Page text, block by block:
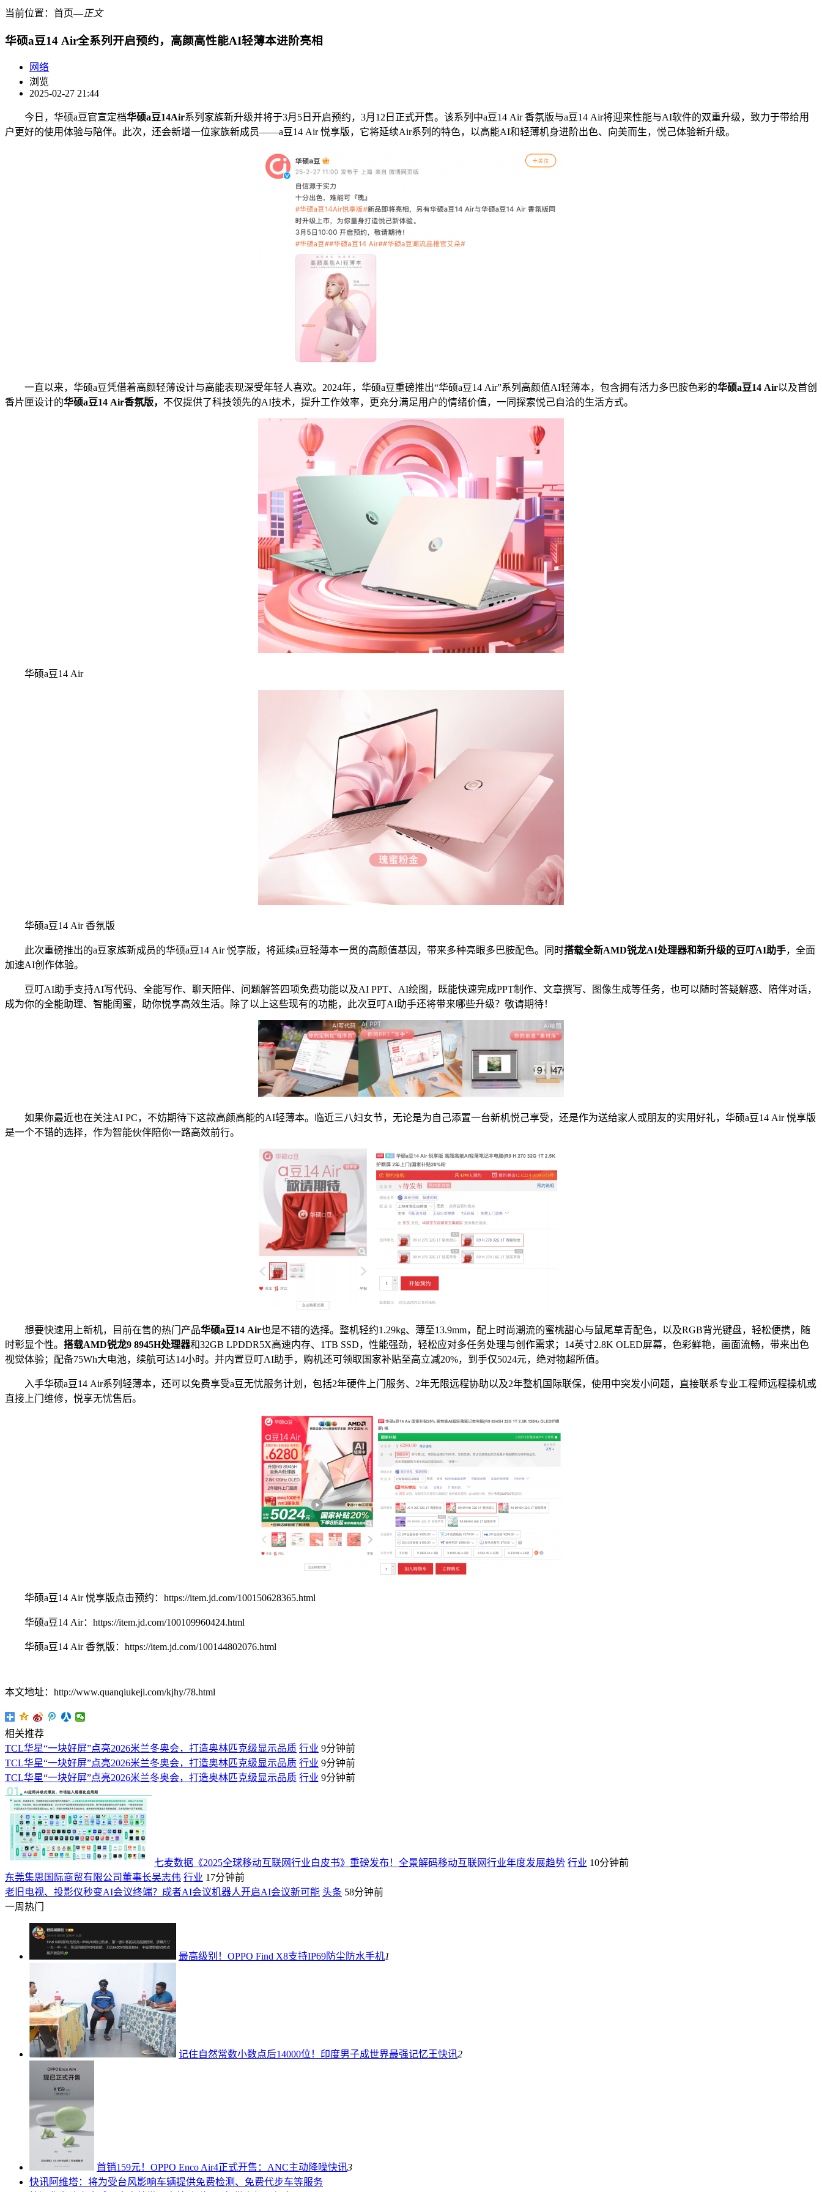
当前位置： 首页―正文
华硕a豆14 Air全系列开启预约，高颜高性能AI轻薄本进阶亮相
网络
浏览
2025-02-27 21:44
今日，华硕a豆官宣定档华硕a豆14Air系列家族新升级并将于3月5日开启预约，3月12日正式开售。该系列中a豆14 Air 香氛版与a豆14 Air将迎来性能与AI软件的双重升级，致力于带给用
户更好的使用体验与陪伴。此次，还会新增一位家族新成员——a豆14 Air 悦享版，它将延续Air系列的特色，以高能AI和轻薄机身进阶出色、向美而生，悦己体验新升级。
一直以来，华硕a豆凭借着高颜轻薄设计与高能表现深受年轻人喜欢。2024年，华硕a豆重磅推出“华硕a豆14 Air”系列高颜值AI轻薄本，包含拥有活力多巴胺色彩的华硕a豆14 Air以及首创
香片匣设计的华硕a豆14 Air香氛版， 不仅提供了科技领先的AI技术，提升工作效率，更充分满足用户的情绪价值，一同探索悦己自洽的生活方式。
华硕a豆14 Air
华硕a豆14 Air 香氛版
此次重磅推出的a豆家族新成员的华硕a豆14 Air 悦享版，将延续a豆轻薄本一贯的高颜值基因，带来多种亮眼多巴胺配色。同时搭载全新AMD锐龙AI处理器和新升级的豆叮AI助手，全面
加速AI创作体验。
豆叮AI助手支持AI写代码、全能写作、聊天陪伴、问题解答四项免费功能以及AI PPT、AI绘图，既能快速完成PPT制作、文章撰写、图像生成等任务，也可以随时答疑解惑、陪伴对话，
成为你的全能助理、智能闺蜜，助你悦享高效生活。除了以上这些现有的功能，此次豆叮AI助手还将带来哪些升级？敬请期待！
如果你最近也在关注AI PC，不妨期待下这款高颜高能的AI轻薄本。临近三八妇女节，无论是为自己添置一台新机悦己享受，还是作为送给家人或朋友的实用好礼，华硕a豆14 Air 悦享版
是一个不错的选择，作为智能伙伴陪你一路高效前行。
想要快速用上新机，目前在售的热门产品华硕a豆14 Air也是不错的选择。整机轻约1.29kg、薄至13.9mm，配上时尚潮流的蜜桃甜心与鼠尾草青配色，以及RGB背光键盘，轻松便携，随
时彰显个性。 搭载AMD锐龙9 8945H处理器和32GB LPDDR5X高速内存、1TB SSD，性能强劲，轻松应对多任务处理与创作需求；14英寸2.8K OLED屏幕，色彩鲜艳，画面流畅，带来出色
视觉体验；配备75Wh大电池，续航可达14小时。并内置豆叮AI助手，购机还可领取国家补贴至高立减20%，到手仅5024元，绝对物超所值。
入手华硕a豆14 Air系列轻薄本，还可以免费享受a豆无忧服务计划，包括2年硬件上门服务、2年无限远程协助以及2年整机国际联保，使用中突发小问题，直接联系专业工程师远程操机或
直接上门维修，悦享无忧售后。
华硕a豆14 Air 悦享版点击预约：https://item.jd.com/100150628365.html
华硕a豆14 Air：https://item.jd.com/100109960424.html
华硕a豆14 Air 香氛版：https://item.jd.com/100144802076.html
本文地址：http://www.quanqiukeji.com/kjhy/78.html
相关推荐
TCL华星“一块好屏”点亮2026米兰冬奥会，打造奥林匹克级显示品质 行业 9分钟前
TCL华星“一块好屏”点亮2026米兰冬奥会，打造奥林匹克级显示品质 行业 9分钟前
TCL华星“一块好屏”点亮2026米兰冬奥会，打造奥林匹克级显示品质 行业 9分钟前
七麦数据《2025全球移动互联网行业白皮书》重磅发布！全景解码移动互联网行业年度发展趋势 行业 10分钟前
东莞集思国际商贸有限公司董事长吴志伟 行业 17分钟前
老旧电视、投影仪秒变AI会议终端？成者AI会议机器人开启AI会议新可能 头条 58分钟前
一周热门
最高级别！OPPO Find X8支持IP69防尘防水手机1
记住自然常数小数点后14000位！印度男子成世界最强记忆王快讯2
首销159元！OPPO Enco Air4正式开售：ANC主动降噪快讯3
快讯阿维塔：将为受台风影响车辆提供免费检测、免费代步车等服务